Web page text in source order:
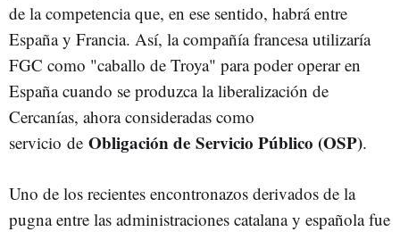
de la competencia que, en ese sentido, habrá entre
España y Francia. Así, la compañía francesa utilizaría
FGC como "caballo de Troya" para poder operar en
España cuando se produzca la liberalización de
Cercanías, ahora consideradas como
servicio de Obligación de Servicio Público (OSP).
Uno de los recientes encontronazos derivados de la
pugna entre las administraciones catalana y española fue